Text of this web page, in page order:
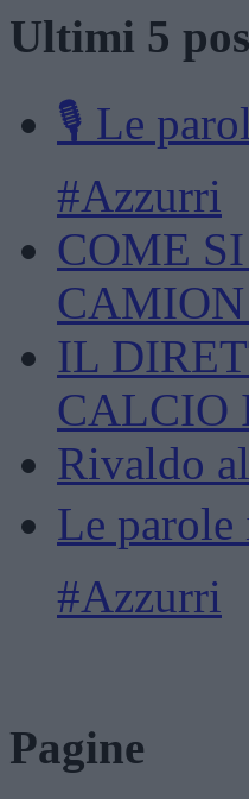
Ultimi 5
🎙️ Le
#Azzurri
COME
IL
CALCIO
Rivaldo
Le
#Azzurri
Pagine